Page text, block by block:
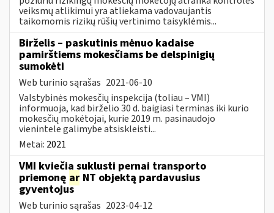
veiksmų atlikimui yra atliekama vadovaujantis
taikomomis rizikų rūšių vertinimo taisyklėmis...
Birželis – paskutinis mėnuo kadaise
pamirštiems mokesčiams be delspinigių
sumokėti
Web turinio sąrašas 2021-06-10
Valstybinės mokesčių inspekcija (toliau – VMI)
informuoja, kad birželio 30 d. baigiasi terminas iki kurio
mokesčių mokėtojai, kurie 2019 m. pasinaudojo
vienintele galimybe atsiskleisti...
Metai: 2021
VMI kviečia suklusti pernai transporto
priemonę ar NT objektą pardavusius
gyventojus
Web turinio sąrašas 2023-04-12